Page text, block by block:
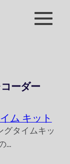
ーダー
ム キット
タイムキッ
…